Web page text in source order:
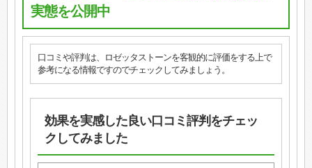
実態を公開中
口コミや評判は、ロゼッタストーンを客観的に評価をする上で
参考になる情報ですのでチェックしてみましょう。
効果を実感した良い口コミ評判をチェッ
クしてみました